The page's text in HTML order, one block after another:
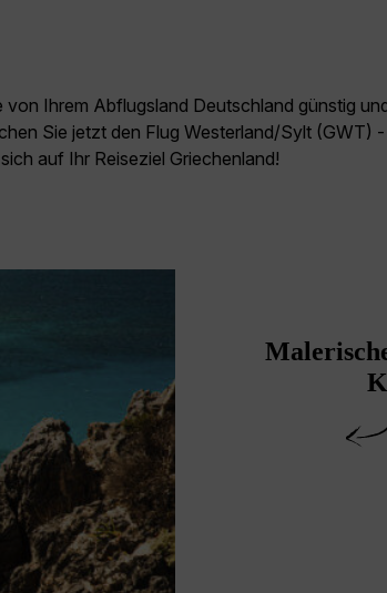
von Ihrem Abflugsland Deutschland günstig
Sie jetzt den Flug Westerland/Sylt (GWT)
auf Ihr Reiseziel Griechenland!